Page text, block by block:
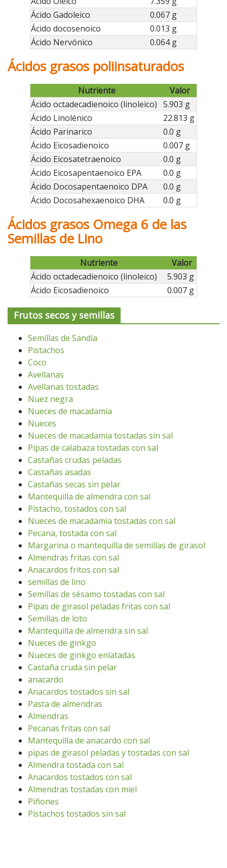
Ácido Gadoleico
0.067 g
Ácido docosenoico
0.013 g
Ácido Nervónico
0.064 g
Ácidos grasos poliinsaturados
Nutriente
Valor
Ácido octadecadienoico (linoleico) 5.903 g
Ácido Linolénico
22.813 g
Ácido Parinarico
0.0 g
Ácido Eicosadienoico
0.007 g
Ácido Eicosatetraenoico
0.0 g
Ácido Eicosapentaenoico EPA
0.0 g
Ácido Docosapentaenoico DPA
0.0 g
Ácido Docosahexaenoico DHA
0.0 g
Ácidos grasos Omega 6 de las
Semillas de Lino
Nutriente
Valor
Ácido octadecadienoico (linoleico)
5.903 g
Ácido Eicosadienoico
0.007 g
Frutos secos y semillas
Semillas de Sandía
Pistachos
Coco
Avellanas
Avellanas tostadas
Nuez negra
Nueces de macadamia
Nueces
Nueces de macadamia tostadas sin sal
Pipas de calabaza tostadas con sal
Castañas crudas peladas
Castañas asadas
Castañas secas sin pelar
Mantequilla de almendra con sal
Pistacho, tostados con sal
Nueces de macadamia tostadas con sal
Pecana, tostada con sal
Margarina o mantequilla de semillas de girasol
Almendras fritas con sal
Anacardos fritos con sal
semillas de lino
Semillas de sésamo tostadas con sal
Pipas de girasol peladas fritas con sal
Semillas de loto
Mantequilla de almendra sin sal
Nueces de ginkgo
Nueces de ginkgo enlatadas
Castaña cruda sin pelar
anacardo
Anacardos tostados sin sal
Pasta de almendras
Almendras
Pecanas fritas con sal
Mantequilla de anacardo con sal
pipas de girasol peladas y tostadas con sal
Almendra tostada con sal
Anacardos tostados con sal
Almendras tostadas con miel
Piñones
Pistachos tostados sin sal